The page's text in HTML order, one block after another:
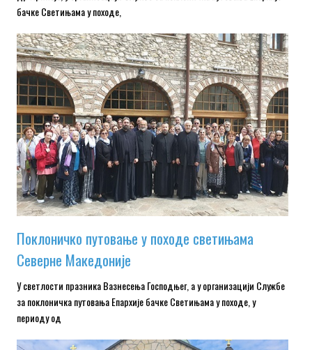
бачке Светињама у походе,
Поклоничко путовање у походе светињама
Северне Македоније
У светлости празника Вазнесења Господњег, а у организацији Службе
за поклоничка путовања Епархије бачке Светињама у походе, у
периоду од